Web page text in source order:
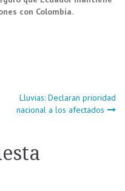
con Colombia.
Lluvias: Declaran prioridad
nacional a los afectados